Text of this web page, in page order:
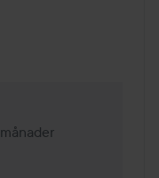
på Lyko.lades 2